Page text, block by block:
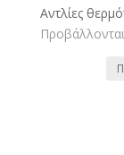
Αντλίες